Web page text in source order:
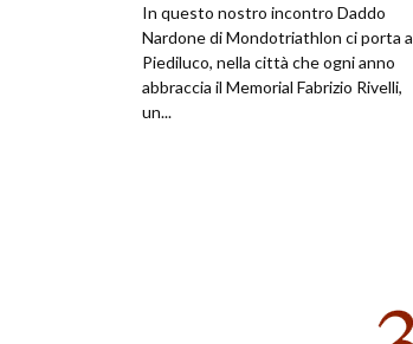
In questo nostro incontro Daddo
Nardone di Mondotriathlon ci porta a
Piediluco, nella città che ogni anno
abbraccia il Memorial Fabrizio Rivelli,
un...